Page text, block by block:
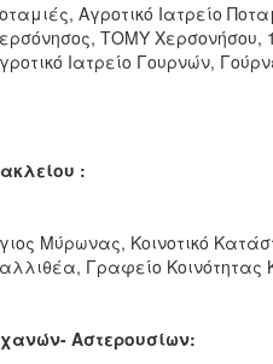
Αγροτικό Ιατρείο
ΤΟΜΥ Χερσονήσου,
Ιατρείο Γουρνών,
:
Μύρωνας, Κοινοτικό
Γραφείο Κοινότητας
Αστερουσίων: